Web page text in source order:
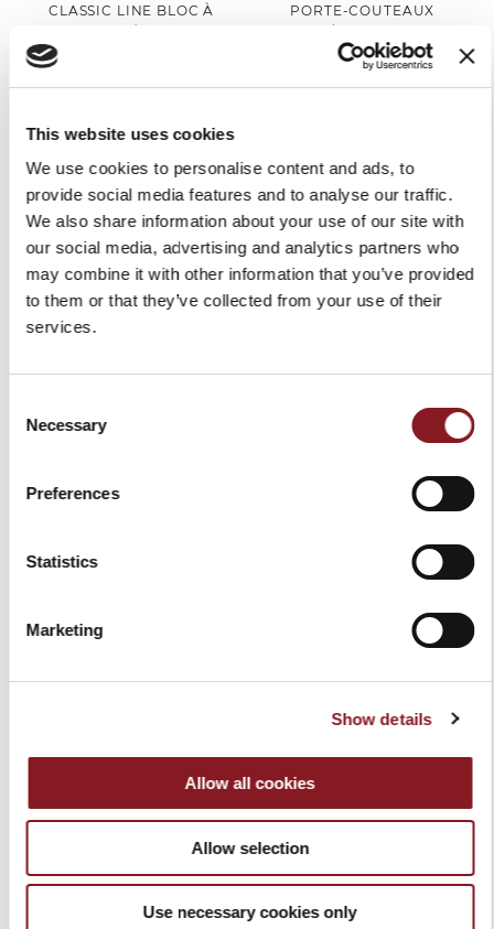
This website uses cookies
We use cookies to personalise content and ads, to
provide social media features and to analyse our traffic.
We also share information about your use of our site with
our social media, advertising and analytics partners who
may combine it with other information that you’ve provided
to them or that they’ve collected from your use of their
services.
Selection
Necessary
Preferences
Statistics
Marketing
Show details
Allow all cookies
Allow selection
Use necessary cookies only
CLASSIC LINE BLOC À
109,00 €
Ajouter au panier
PORTE-COUTEAUX
BERKEL
79,00 €
ELEGANCE FOURCHETTE À
VIANDE 18 CM ROUGE
Ajouter au panier
ELEGANCE FUSIL À